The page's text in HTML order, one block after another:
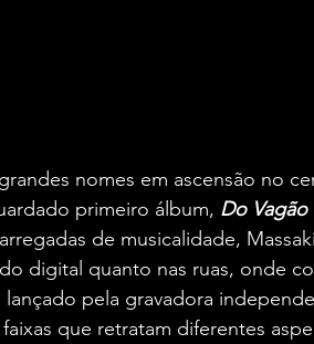
nomes em ascensão no
primeiro álbum, Do
de musicalidade,
digital quanto nas ruas, onde
lançado pela gravadora
que retratam diferentes